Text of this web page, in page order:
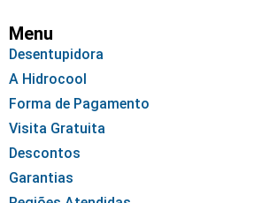
Menu
Desentupidora
A Hidrocool
Forma de Pagamento
Visita Gratuita
Descontos
Garantias